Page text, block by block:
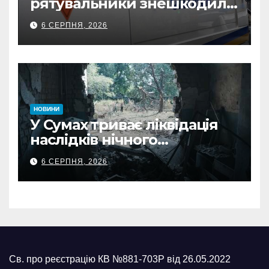
500-кілограмову авіабомбу
росіян
6 СЕРПНЯ, 2026
НОВИНИ
У Сумах триває ліквідація
наслідків нічного
масованого удару КАБами
6 СЕРПНЯ, 2026
Св. про реєстрацію КВ №881-703Р від 26.05.2022